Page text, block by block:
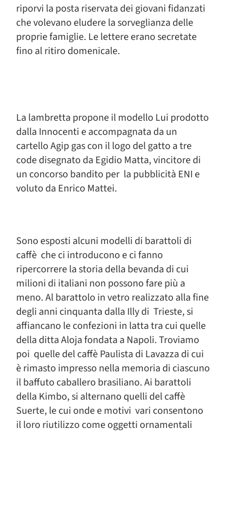
riporvi la posta riservata dei giovani fidanzati
che volevano eludere la sorveglianza delle
proprie famiglie. Le lettere erano secretate
fino al ritiro domenicale.
La lambretta propone il modello Lui prodotto
dalla Innocenti e accompagnata da un
cartello Agip gas con il logo del gatto a tre
code disegnato da Egidio Matta, vincitore di
un concorso bandito per la pubblicità ENI e
voluto da Enrico Mattei.
Sono esposti alcuni modelli di barattoli di
caffè che ci introducono e ci fanno
ripercorrere la storia della bevanda di cui
milioni di italiani non possono fare più a
meno. Al barattolo in vetro realizzato alla fine
degli anni cinquanta dalla Illy di Trieste, si
affiancano le confezioni in latta tra cui quelle
della ditta Aloja fondata a Napoli. Troviamo
poi quelle del caffè Paulista di Lavazza di cui
è rimasto impresso nella memoria di ciascuno
il baffuto caballero brasiliano. Ai barattoli
della Kimbo, si alternano quelli del caffè
Suerte, le cui onde e motivi vari consentono
il loro riutilizzo come oggetti ornamentali